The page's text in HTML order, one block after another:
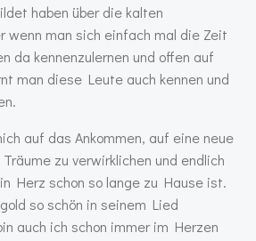
haben über die kalten
wenn man sich einfach mal die Zeit
da kennenzulernen und offen auf
man diese Leute auch kennen und
auf das Ankommen, auf eine neue
zu verwirklichen und endlich
Herz schon so lange zu Hause ist.
so schön in seinem Lied
auch ich schon immer im Herzen